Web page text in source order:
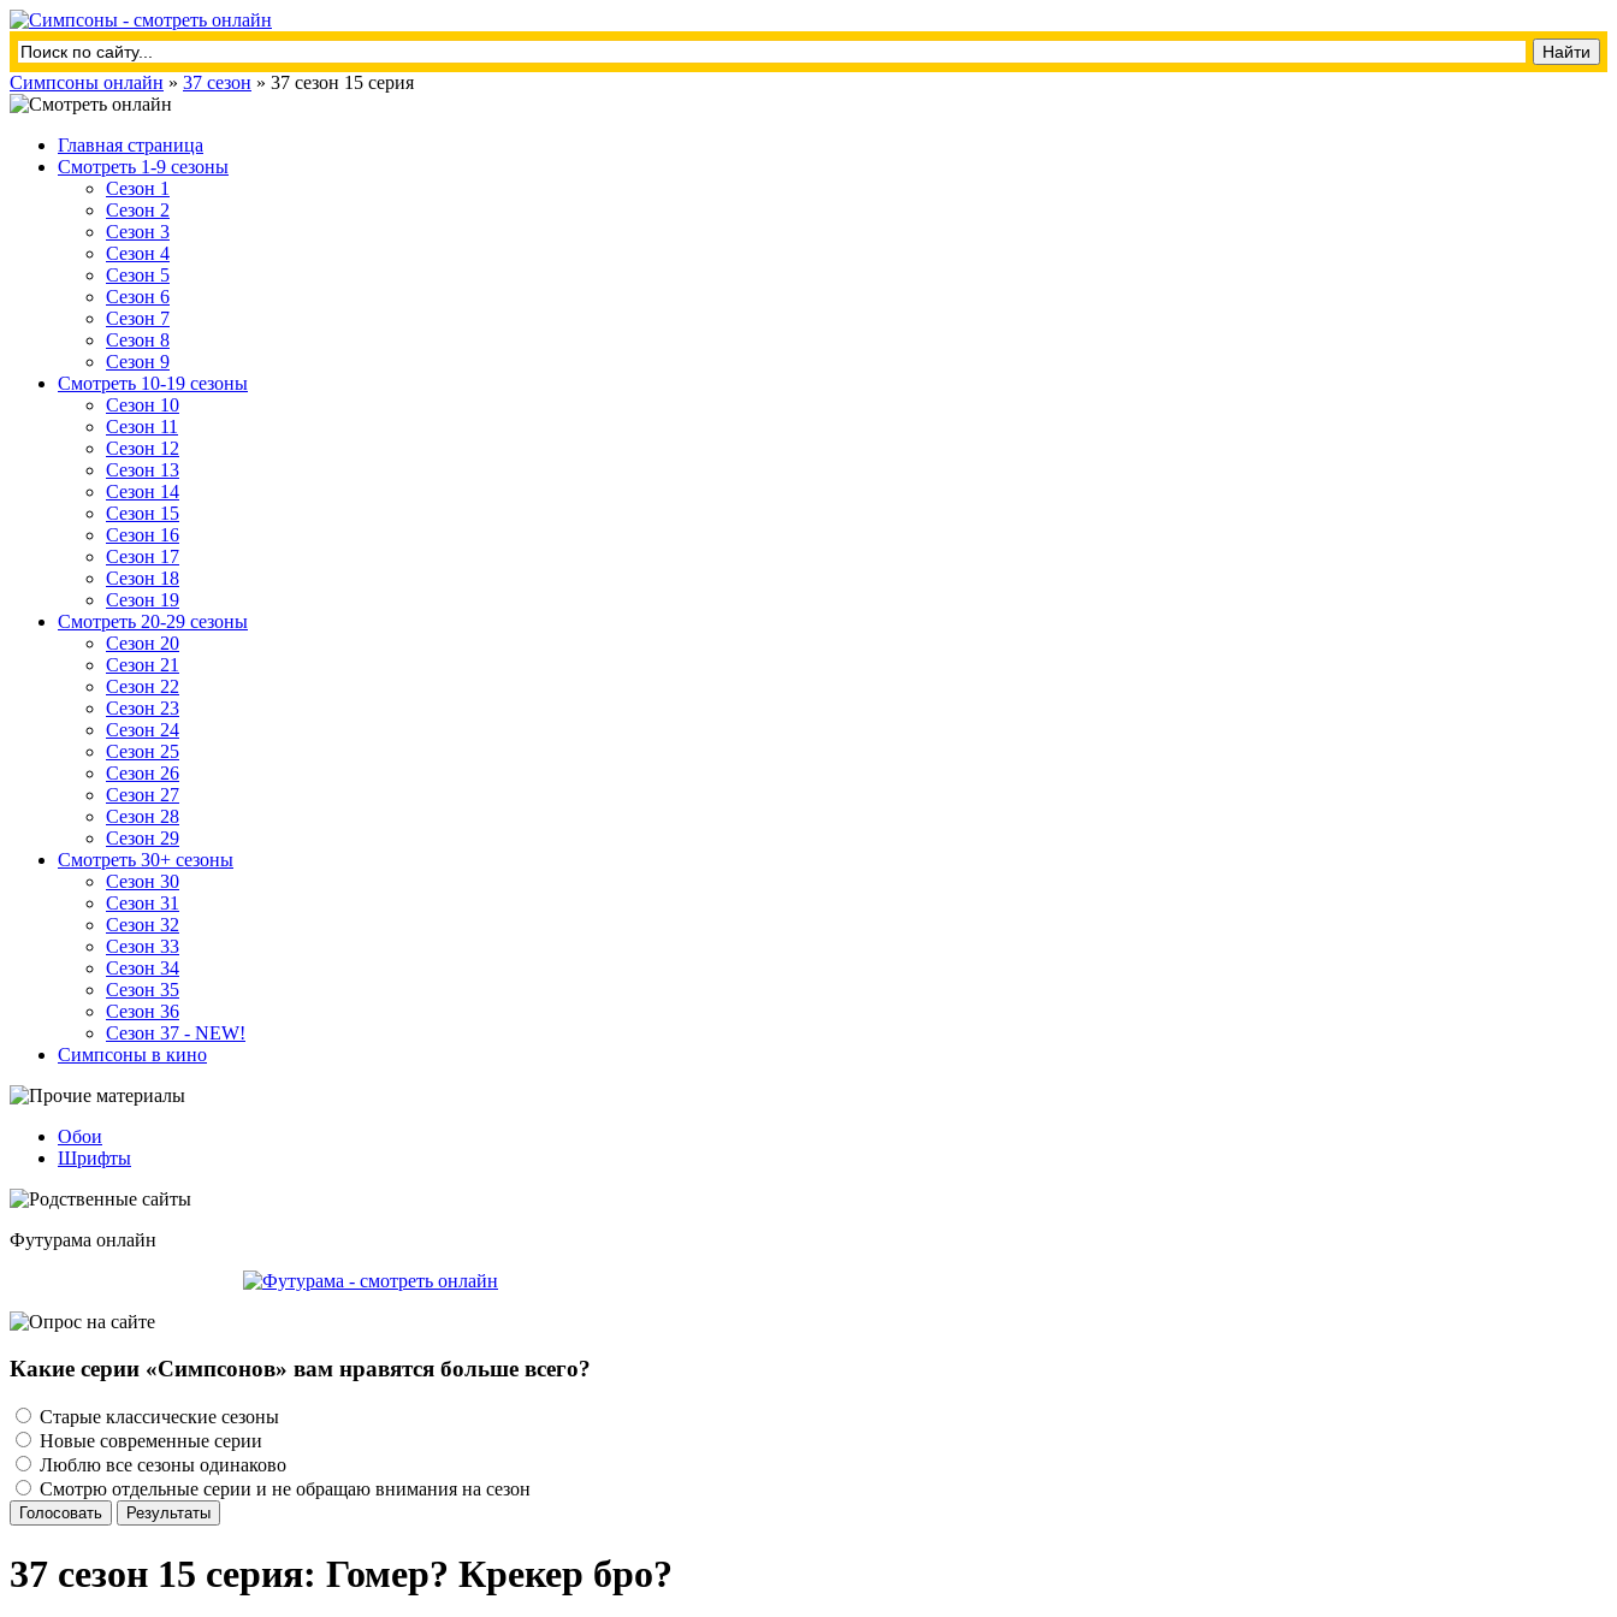
Симпсоны онлайн » 37 сезон » 37 сезон 15 серия
Главная страница
Смотреть 1-9 сезоны
Сезон 1
Сезон 2
Сезон 3
Сезон 4
Сезон 5
Сезон 6
Сезон 7
Сезон 8
Сезон 9
Смотреть 10-19 сезоны
Сезон 10
Сезон 11
Сезон 12
Сезон 13
Сезон 14
Сезон 15
Сезон 16
Сезон 17
Сезон 18
Сезон 19
Смотреть 20-29 сезоны
Сезон 20
Сезон 21
Сезон 22
Сезон 23
Сезон 24
Сезон 25
Сезон 26
Сезон 27
Сезон 28
Сезон 29
Смотреть 30+ сезоны
Сезон 30
Сезон 31
Сезон 32
Сезон 33
Сезон 34
Сезон 35
Сезон 36
Сезон 37 - NEW!
Симпсоны в кино
Обои
Шрифты
Футурама онлайн
Какие серии «Симпсонов» вам нравятся больше всего?
Старые классические сезоны
Новые современные серии
Люблю все сезоны одинаково
Смотрю отдельные серии и не обращаю внимания на сезон
Голосовать Результаты
37 сезон 15 серия: Гомер? Крекер бро?